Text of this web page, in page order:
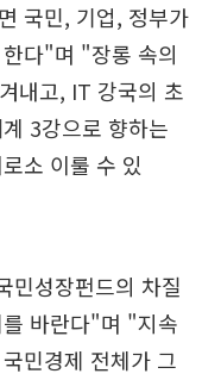
국민, 기업, 정부가
다"며 "장롱 속의
내고, IT 강국의 초
3강으로 향하는
소 이룰 수 있
민성장펀드의 차질
바란다"며 "지속
민경제 전체가 그